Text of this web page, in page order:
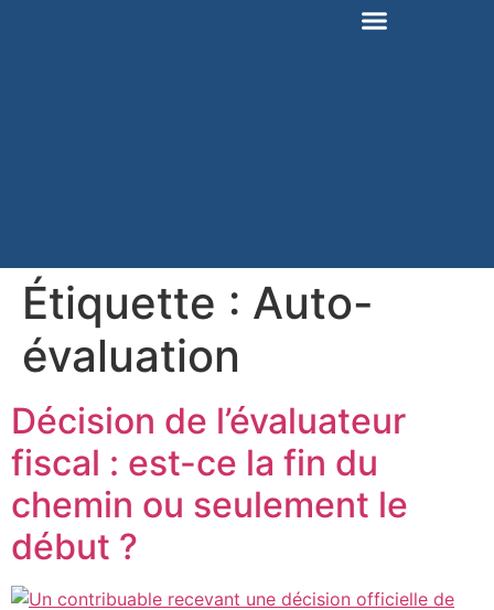
Étiquette : Auto-
évaluation
Décision de l’évaluateur
fiscal : est-ce la fin du
chemin ou seulement le
début ?